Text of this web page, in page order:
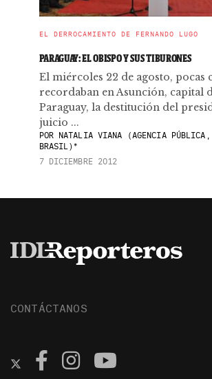
EL DERROCAMIENTO DE FERNANDO LUGO
PARAGUAY: EL OBISPO Y SUS TIBURONES
El miércoles 22 de agosto, pocas
recordaban en Asunción, capital
Paraguay, la destitución del
juicio ...
PORNATALIA VIANA (AGENCIA PÚBLICA,
BRASIL)*
7 DICIEMBRE 2012
CONTÁCTANOS